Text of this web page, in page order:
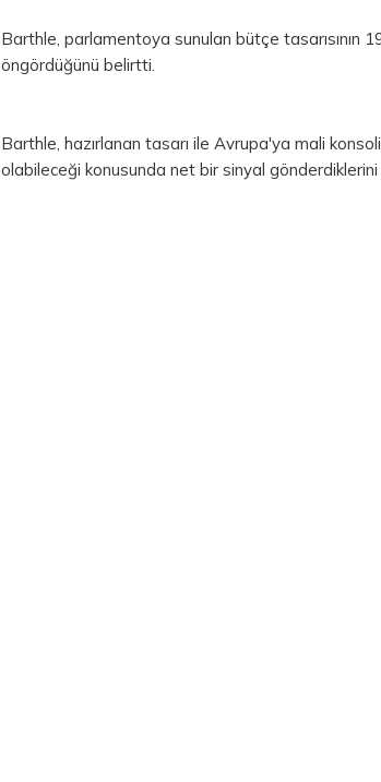
Barthle, parlamentoya sunulan bütçe tasarısının
öngördüğünü belirtti.
Barthle, hazırlanan tasarı ile Avrupa'ya mali
olabileceği konusunda net bir sinyal gönderdiklerini